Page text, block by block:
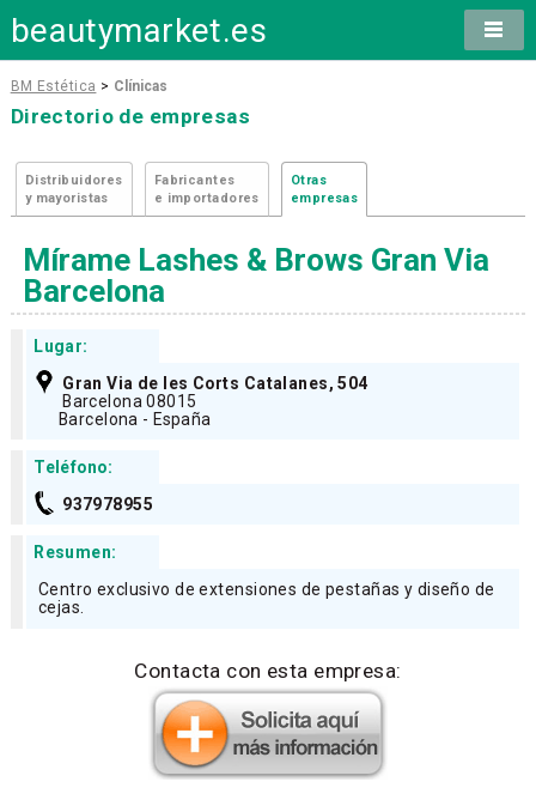
beautymarket.es
BM Estética > Clínicas
Directorio de empresas
Distribuidores
y mayoristas
Fabricantes
e importadores
Otras
empresas
Mírame Lashes & Brows Gran Via
Barcelona
Lugar:
Gran Via de les Corts Catalanes, 504
Barcelona 08015
Barcelona - España
Teléfono:
937978955
Resumen:
Centro exclusivo de extensiones de pestañas y diseño de
cejas.
Contacta con esta empresa: